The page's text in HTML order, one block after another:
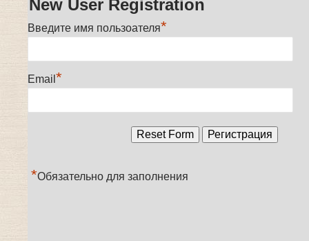
New User Registration
Введите имя пользоателя*
Email *
*Обязательно для заполнения